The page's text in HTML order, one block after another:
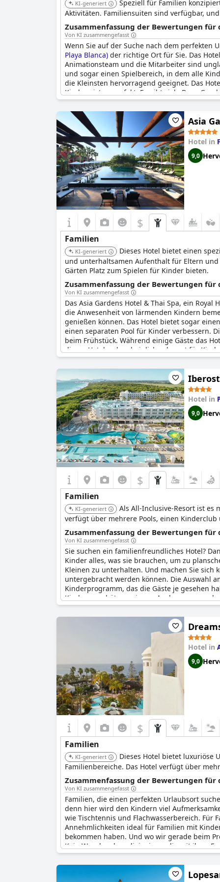
KI-generiert
Speziell für Familien
Aktivitäten. Familiensuiten sind verfügbar,
Zusammenfassung der Bewertungen
Von KI zusammengefasst
Wenn Sie auf der Suche nach dem perfekten
Playa Blanca) der richtige Ort für Sie. Das
Animationsteam und die Mitarbeiter sind
und sogar einen Spielbereich, in dem alle
die Kleinsten hervorragend geeignet. Das
Kindern ist es perfekt. Es gibt viele Bars,
das Frühstück und die Mahlzeiten sind sehr
macht das mehr als wett. Das Merlin-Zimmer
nur für Erwachsene geeignet, da es viele
das
Gran Castillo Tagoro Family & Fun Playa
und entspannten Urlaub verbringen möchten.
Asia
Hotel in
9,0
$
Familien
KI-generiert
Dieses Hotel bietet einen
und unterhaltsamen Aufenthalt für Eltern
Gärten Platz zum Spielen für Kinder bieten.
Zusammenfassung der Bewertungen
Von KI zusammengefasst
Das Asia Gardens Hotel & Thai Spa, ein
die Anwesenheit von lärmenden Kindern
genießen können. Das Hotel bietet sogar
einen separaten Pool für Kinder verbessern.
beim Frühstück. Während einige Gäste das
dieses Hotel wahrscheinlich sehr gut für
Hotel in
9,0
$
Familien
KI-generiert
Als All-Inclusive-Resort ist es
verfügt über mehrere Pools, einen
Zusammenfassung der Bewertungen
Von KI zusammengefasst
Sie suchen ein familienfreundliches Hotel?
Kinder alles, was sie brauchen, um zu
Kleinen zu unterhalten. Und machen Sie sich
untergebracht werden können. Die Auswahl
Kinderprogramm, das die Gäste je gesehen
Kinder zu schätzen wissen. Auch wenn man
ist dieses Hotel dennoch perfekt für Familien
Sprachen, darunter ein italienischer Gast,
ganze Familie" nannte. Kurzum, Iberostar
Hotel in
9,0
$
Familien
KI-generiert
Dieses Hotel bietet luxuriöse
Familienbereiche. Das Hotel verfügt über
Zusammenfassung der Bewertungen
Von KI zusammengefasst
Familien, die einen perfekten Urlaubsort
denn hier wird den Kindern viel
wie Tischtennis und Flachwasserbereich. Für
Annehmlichkeiten ideal für Familien mit
bekommen haben. Und wo wir gerade beim
Kein Wunder, dass diejenigen, die mit ihrer